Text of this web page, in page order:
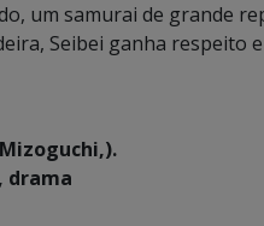
um samurai de grande
Seibei ganha respeito
drama